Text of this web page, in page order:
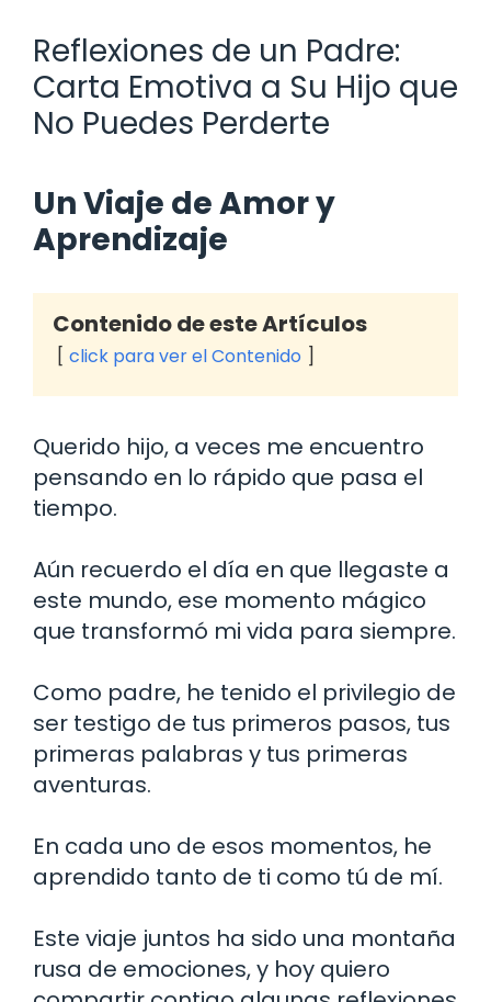
Reflexiones de un Padre:
Carta Emotiva a Su Hijo que
No Puedes Perderte
Un Viaje de Amor y
Aprendizaje
Contenido de este Artículos
click para ver el Contenido
Querido hijo, a veces me encuentro
pensando en lo rápido que pasa el
tiempo.
Aún recuerdo el día en que llegaste a
este mundo, ese momento mágico
que transformó mi vida para siempre.
Como padre, he tenido el privilegio de
ser testigo de tus primeros pasos, tus
primeras palabras y tus primeras
aventuras.
En cada uno de esos momentos, he
aprendido tanto de ti como tú de mí.
Este viaje juntos ha sido una montaña
rusa de emociones, y hoy quiero